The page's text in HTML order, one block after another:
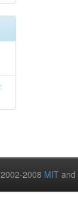
2008 MIT and